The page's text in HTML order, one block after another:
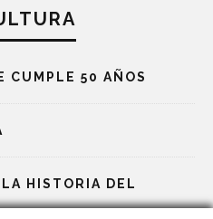
CUMPLE 50 AÑOS
HISTORIA DEL